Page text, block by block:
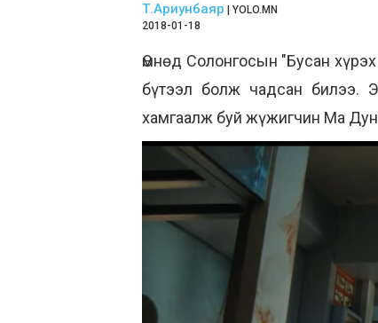
Т.Ариунбаяр | YOLO.MN
2018-01-18
Өмнөд Солонгосын "Бусан
бүтээл болж чадсан билээ.
хамгаалж буй жүжигчин Ма